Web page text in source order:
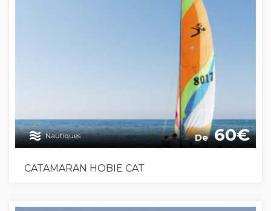
Nautiques De 60
CATAMARAN HOBIE CAT